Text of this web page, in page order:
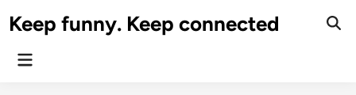
toKeep funny. Keep connected
Main